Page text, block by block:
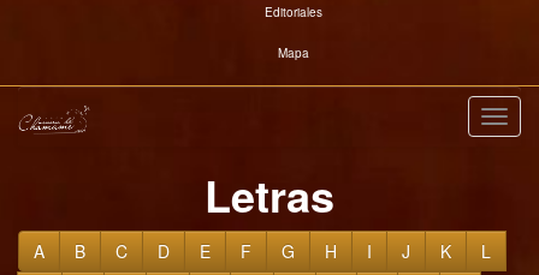
Editoriales
Mapa
Letras
A B C D E F G H I J K
L